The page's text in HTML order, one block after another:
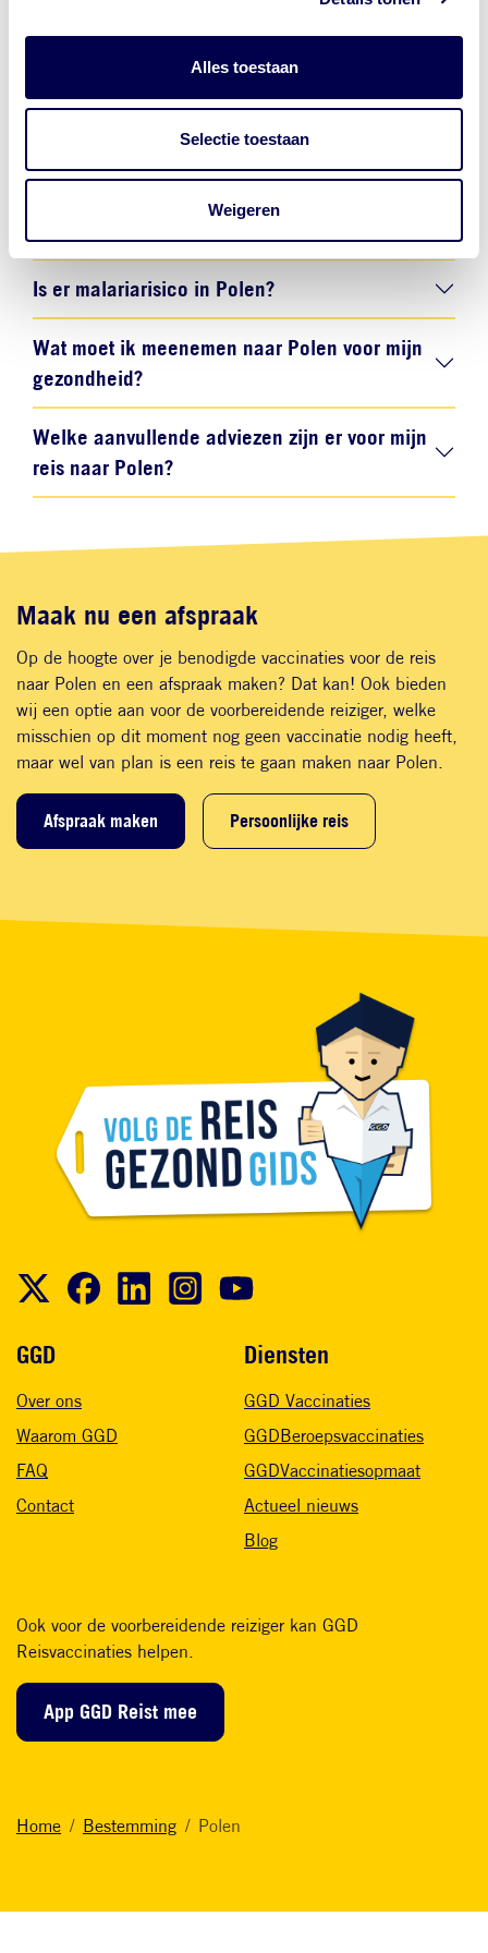
Alles toestaan
Selectie toestaan
Weigeren
Welke vaccinaties zijn verplicht voor Polen?
Welke vaccinaties worden aanbevolen voor
Is er malariarisico in Polen?
Wat moet ik meenemen naar Polen voor mijn
gezondheid?
Welke aanvullende adviezen zijn er voor mijn
reis naar Polen?
Maak nu een afspraak
Op de hoogte over je benodigde vaccinaties voor de reis
naar Polen en een afspraak maken? Dat kan! Ook bieden
wij een optie aan voor de voorbereidende reiziger, welke
misschien op dit moment nog geen vaccinatie nodig heeft,
maar wel van plan is een reis te gaan maken naar Polen.
Afspraak maken Persoonlijke reis
Voet
GGD
Over ons
Waarom GGD
FAQ
Contact
Diensten
GGD Vaccinaties
GGDBeroepsvaccinaties
GGDVaccinatiesopmaat
Actueel nieuws
Blog
Ook voor de voorbereidende reiziger kan GGD
Reisvaccinaties helpen.
App GGD Reist mee
Home Bestemming Polen